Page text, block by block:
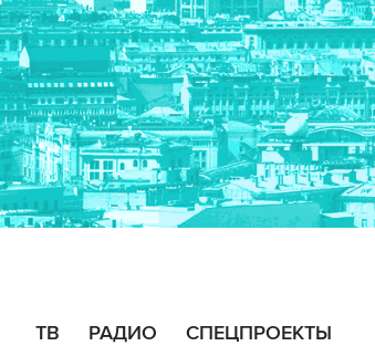
ТВ РАДИО СПЕЦПРОЕКТЫ